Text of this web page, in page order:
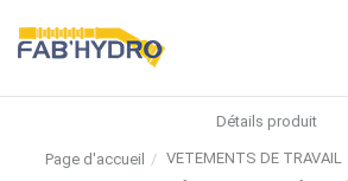
Détails produit
Page d'accueil VETEMENTS DE TRAVAIL